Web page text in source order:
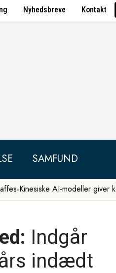
Nyhedsbreve Kontakt
SAMFUND
Kinesiske AI-modeller giver
Indgår
indædt